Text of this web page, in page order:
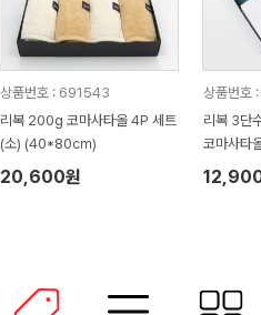
상품번호 : 691543
리복 200g 코마사타올 4P 세트
(소) (40*80㎝)
20,600원
상품번
리복 3단
코마사타